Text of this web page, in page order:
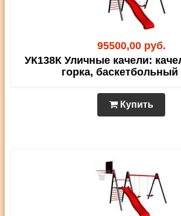
95500,00 руб.
УК138К Уличные качели:
горка,
Купить